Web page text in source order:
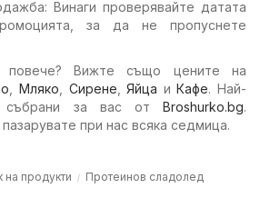
Винаги проверявайте датата
за да не пропуснете
повече? Вижте също цените на
Мляко Сирене ,Яйца иКафе. Най-
събрани за вас от Broshurko.bg.
при нас всяка седмица.
на продукти Протеинов сладолед